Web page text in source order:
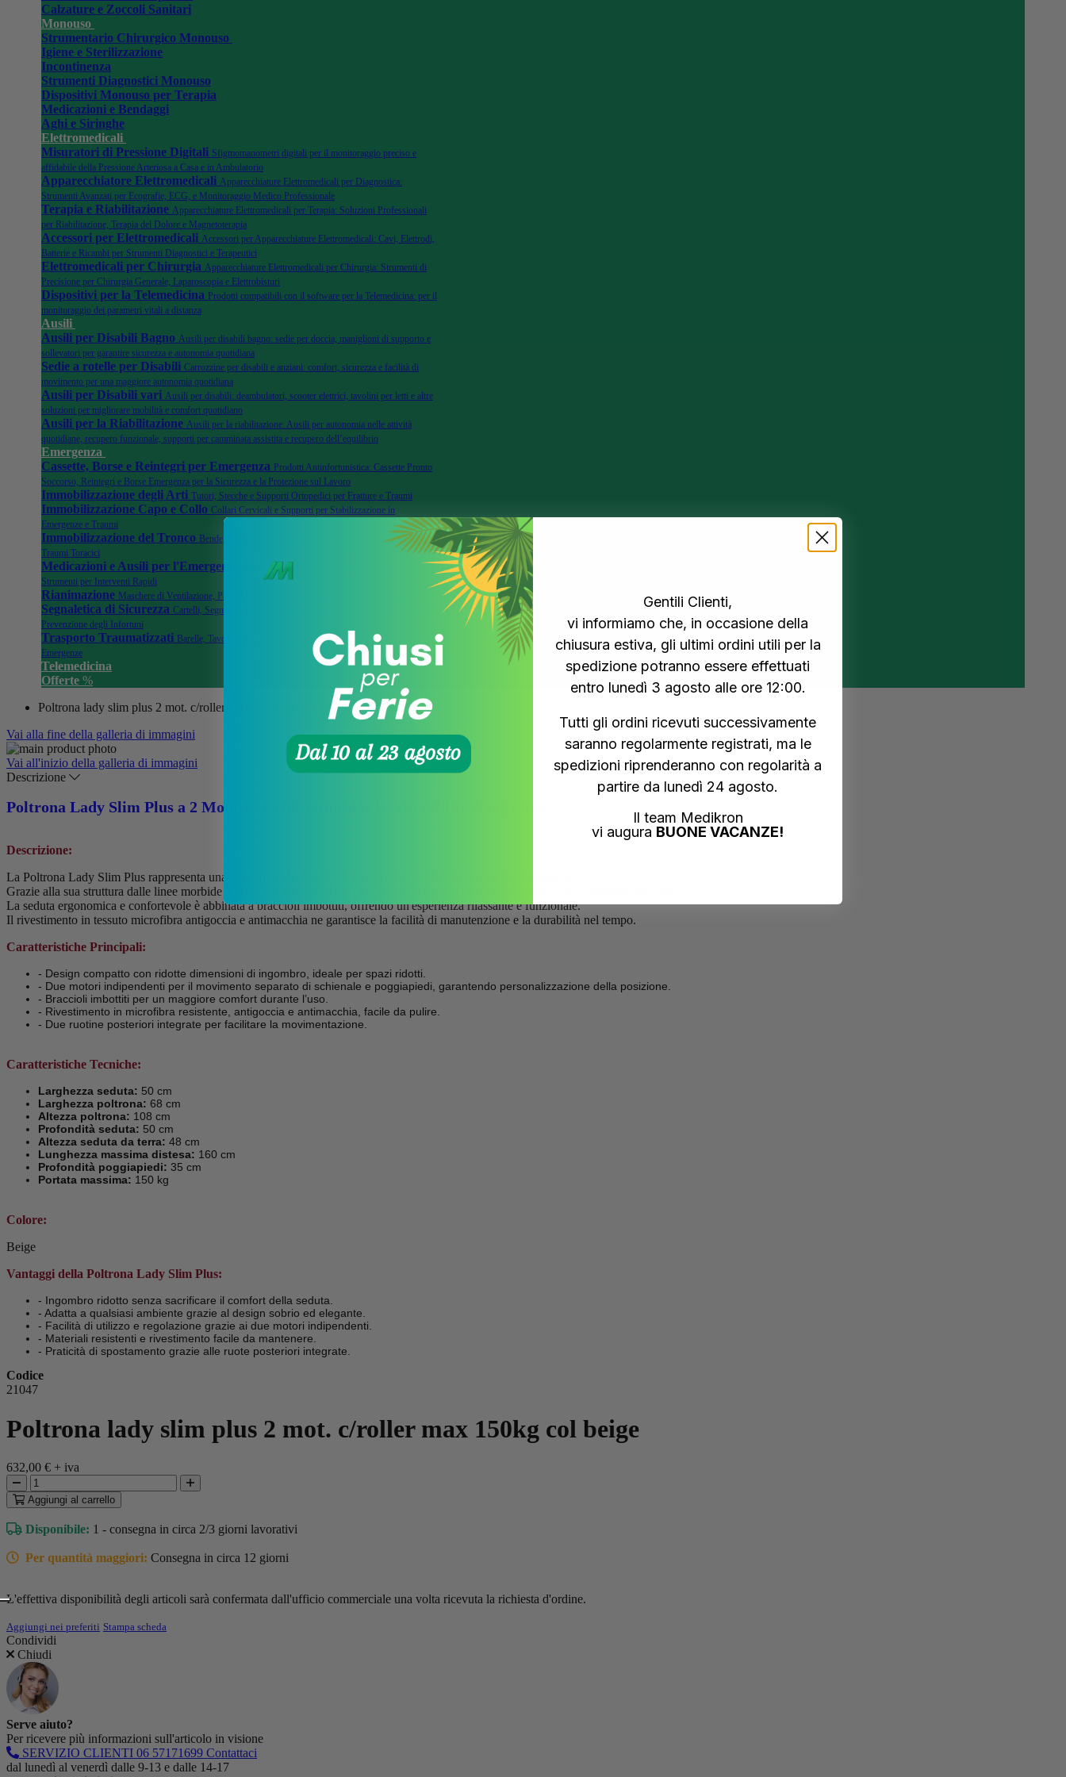
Calzature e Zoccoli Sanitari
Monouso
Strumentario Chirurgico Monouso
Igiene e Sterilizzazione
Incontinenza
Strumenti Diagnostici Monouso
Dispositivi Monouso per Terapia
Medicazioni e Bendaggi
Aghi e Siringhe
Elettromedicali
Misuratori di Pressione Digitali Sfigmomanometri digitali per il monitoraggio preciso e
affidabile della Pressione Arteriosa a Casa e in Ambulatorio
Apparecchiatore Elettromedicali Apparecchiature Elettromedicali per Diagnostica:
Strumenti Avanzati per Ecografie, ECG, e Monitoraggio Medico Professionale
Terapia e Riabilitazione Apparecchiature Elettromedicali per Terapia: Soluzioni Professionali
per Riabilitazione, Terapia del Dolore e Magnetoterapia
Accessori per Elettromedicali Accessori per Apparecchiature Elettromedicali: Cavi, Elettrodi,
Batterie e Ricambi per Strumenti Diagnostici e Terapeutici
Elettromedicali per Chirurgia Apparecchiature Elettromedicali per Chirurgia: Strumenti di
Precisione per Chirurgia Generale, Laparoscopia e Elettrobisturi
Dispositivi per la Telemedicina Prodotti compatibili con il software per la Telemedicina: per il
monitoraggio dei parametri vitali a distanza
Ausili
Ausili per Disabili Bagno Ausili per disabili bagno: sedie per doccia, maniglioni di supporto e
sollevatori per garantire sicurezza e autonomia quotidiana
Sedie a rotelle per Disabili Carrozzine per disabili e anziani: comfort, sicurezza e facilità di
movimento per una maggiore autonomia quotidiana
Ausili per Disabili vari Ausili per disabili: deambulatori, scooter elettrici, tavolini per letti e altre
soluzioni per migliorare mobilità e comfort quotidiano
Ausili per la Riabilitazione Ausili per la riabilitazione: Ausili per autonomia nelle attività
quotidiane, recupero funzionale, supporti per camminata assistita e recupero dell’equilibrio
Emergenza
Cassette, Borse e Reintegri per Emergenza Prodotti Antinfortunistica: Cassette Pronto
Soccorso, Reintegri e Borse Emergenza per la Sicurezza e la Protezione sul Lavoro
Immobilizzazione degli Arti Tutori, Stecche e Supporti Ortopedici per Fratture e Traumi
Immobilizzazione Capo e Collo Collari Cervicali e Supporti per Stabilizzazione in
Emergenze e Traumi
Immobilizzazione del Tronco Bende, Corsetti e Dispositivi di Stabilizzazione per Fratture e
Traumi Toracici
Medicazioni e Ausili per l'Emergenza
Bende, Garze Sterili, Kit di Primo Soccorso e
Strumenti per Interventi Rapidi
Rianimazione Maschere di Ventilazione, Palloni Rianimatori e Kit per Emergenze Mediche
Segnaletica di Sicurezza Cartelli, Segnali di Emergenza, e Dispositivi di Segnalazione per la
Prevenzione degli Infortuni
Trasporto Traumatizzati Barelle, Tavole Spinali, Immobilizzatori e Accessori per Soccorso e
Emergenze
Telemedicina
Offerte %
Poltrona lady slim plus 2 mot. c/roller max 150kg col beige
Vai alla fine della galleria di immagini
Vai all'inizio della galleria di immagini
Descrizione
Poltrona Lady Slim Plus a 2 Motori con Rivestimento in Microfibra Antigoccia
Descrizione:
La Poltrona Lady Slim Plus rappresenta una soluzione ideale per chi cerca comfort, praticità e un design compatto.
Grazie alla sua struttura dalle linee morbide e proporzionate, si adatta perfettamente sia agli ambienti domestici che a strutture sanitarie.
La seduta ergonomica e confortevole è abbinata a braccioli imbottiti, offrendo un'esperienza rilassante e funzionale.
Il rivestimento in tessuto microfibra antigoccia e antimacchia ne garantisce la facilità di manutenzione e la durabilità nel tempo.
Caratteristiche Principali:
- Design compatto con ridotte dimensioni di ingombro, ideale per spazi ridotti.
- Due motori indipendenti per il movimento separato di schienale e poggiapiedi, garantendo personalizzazione della posizione.
- Braccioli imbottiti per un maggiore comfort durante l’uso.
- Rivestimento in microfibra resistente, antigoccia e antimacchia, facile da pulire.
- Due ruotine posteriori integrate per facilitare la movimentazione.
Caratteristiche Tecniche:
Larghezza seduta: 50 cm
Larghezza poltrona: 68 cm
Altezza poltrona: 108 cm
Profondità seduta: 50 cm
Altezza seduta da terra: 48 cm
Lunghezza massima distesa: 160 cm
Profondità poggiapiedi: 35 cm
Portata massima: 150 kg
Colore:
Beige
Vantaggi della Poltrona Lady Slim Plus:
- Ingombro ridotto senza sacrificare il comfort della seduta.
- Adatta a qualsiasi ambiente grazie al design sobrio ed elegante.
- Facilità di utilizzo e regolazione grazie ai due motori indipendenti.
- Materiali resistenti e rivestimento facile da mantenere.
- Praticità di spostamento grazie alle ruote posteriori integrate.
Codice
21047
Poltrona lady slim plus 2 mot. c/roller max 150kg col beige
632,00 € + iva
Aggiungi al carrello
Disponibile: 1 - consegna in circa 2/3 giorni lavorativi
Per quantità maggiori: Consegna in circa 12 giorni
L'effettiva disponibilità degli articoli sarà confermata dall'ufficio commerciale una volta ricevuta la richiesta d'ordine.
Aggiungi nei preferiti Stampa scheda
Condividi
Chiudi
Serve aiuto?
Per ricevere più informazioni sull'articolo in visione
SERVIZIO CLIENTI 06 57171699 Contattaci
dal lunedì al venerdì dalle 9-13 e dalle 14-17
Gentili Clienti,
vi informiamo che, in occasione della
chiusura estiva, gli ultimi ordini utili per la
spedizione potranno essere effettuati
entro lunedì 3 agosto alle ore 12:00.
Tutti gli ordini ricevuti successivamente
saranno regolarmente registrati, ma le
spedizioni riprenderanno con regolarità a
partire da lunedì 24 agosto.
Il team Medikron
vi augura BUONE VACANZE!